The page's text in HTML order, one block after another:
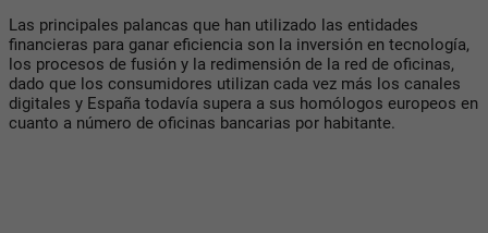
Las principales palancas que han utilizado las entidades
financieras para ganar eficiencia son la inversión en tecnología,
los procesos de fusión y la redimensión de la red de oficinas,
dado que los consumidores utilizan cada vez más los canales
digitales y España todavía supera a sus homólogos europeos en
cuanto a número de oficinas bancarias por habitante.